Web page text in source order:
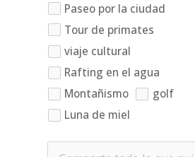
Paseo por la ciudad
Tour de primates
viaje cultural
Rafting en el agua
Montañismo
golf
Luna de miel